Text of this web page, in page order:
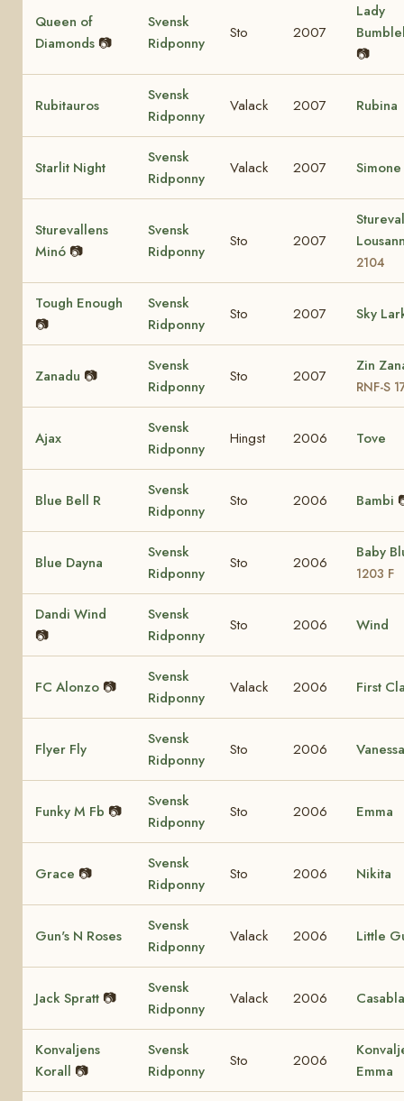
Queen of
Diamonds 📷
Svensk
Ridponny
Sto 2007
Lady
📷
Rubitauros
Svensk
Ridponny
Valack 2007 Rubina
Starlit Night
Svensk
Ridponny
Valack 2007 Simone
Sturevallens
Minó 📷
Svensk
Ridponny
Sto 2007
2104
Tough Enough
📷
Svensk
Ridponny
Sto 2007 Sky
Zanadu 📷
Svensk
Ridponny
Sto 2007
Zin
RNF-S
Ajax
Svensk
Ridponny
Hingst 2006 Tove
Blue Bell R
Svensk
Ridponny
Sto 2006 Bambi
Blue Dayna
Svensk
Ridponny
Sto 2006
Baby
1203 F
Dandi Wind
📷
Svensk
Ridponny
Sto 2006 Wind
FC Alonzo 📷
Svensk
Ridponny
Valack 2006 First
Flyer Fly
Svensk
Ridponny
Sto 2006 Vanessa
Funky M Fb 📷
Svensk
Ridponny
Sto 2006 Emma
Grace 📷
Svensk
Ridponny
Sto 2006 Nikita
Gun's N Roses
Svensk
Ridponny
Valack 2006 Little
Jack Spratt 📷
Svensk
Ridponny
Valack 2006
Konvaljens
Korall 📷
Svensk
Ridponny
Sto 2006
Emma